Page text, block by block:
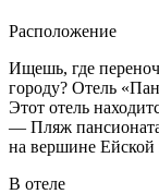
Расположение
Ищешь, где
городу? Отель
Этот отель
— Пляж
на вершине Ейской
В отеле